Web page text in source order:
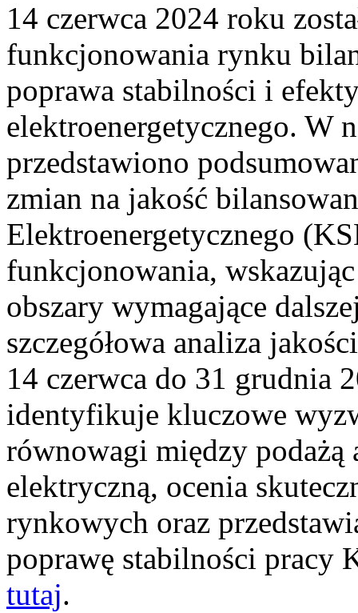
14 czerwca 2024 roku
funkcjonowania rynku
poprawa stabilności i
elektroenergetycznego. W
przedstawiono
zmian na jakość
Elektroenergetycznego
funkcjonowania,
obszary wymagające
szczegółowa analiza
14 czerwca do 31 grudnia
identyfikuje kluczowe
równowagi między podażą
elektryczną, ocenia
rynkowych oraz
poprawę stabilności pracy
tutaj.